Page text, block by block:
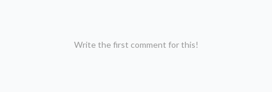
Write the first comment for this!